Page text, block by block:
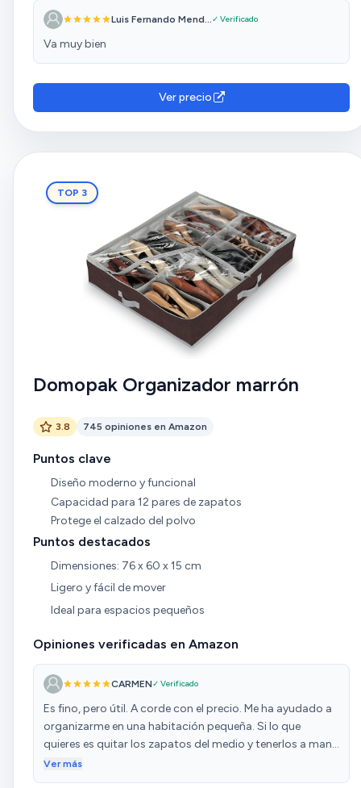
Luis Fernando Mend...✓ Verificado
Va muy bien
Ver precio
TOP 3
Domopak Organizador marrón
3.8 745 opiniones en Amazon
Puntos clave
Diseño moderno y funcional
Capacidad para 12 pares de zapatos
Protege el calzado del polvo
Puntos destacados
Dimensiones: 76 x 60 x 15 cm
Ligero y fácil de mover
Ideal para espacios pequeños
Opiniones verificadas en Amazon
CARMEN✓ Verificado
Es fino, pero útil. A corde con el precio. Me ha ayudado a
organizarme en una habitación pequeña. Si lo que
quieres es quitar los zapatos del medio y tenerlos a mano
rápido, es lo mejor.
Ver más